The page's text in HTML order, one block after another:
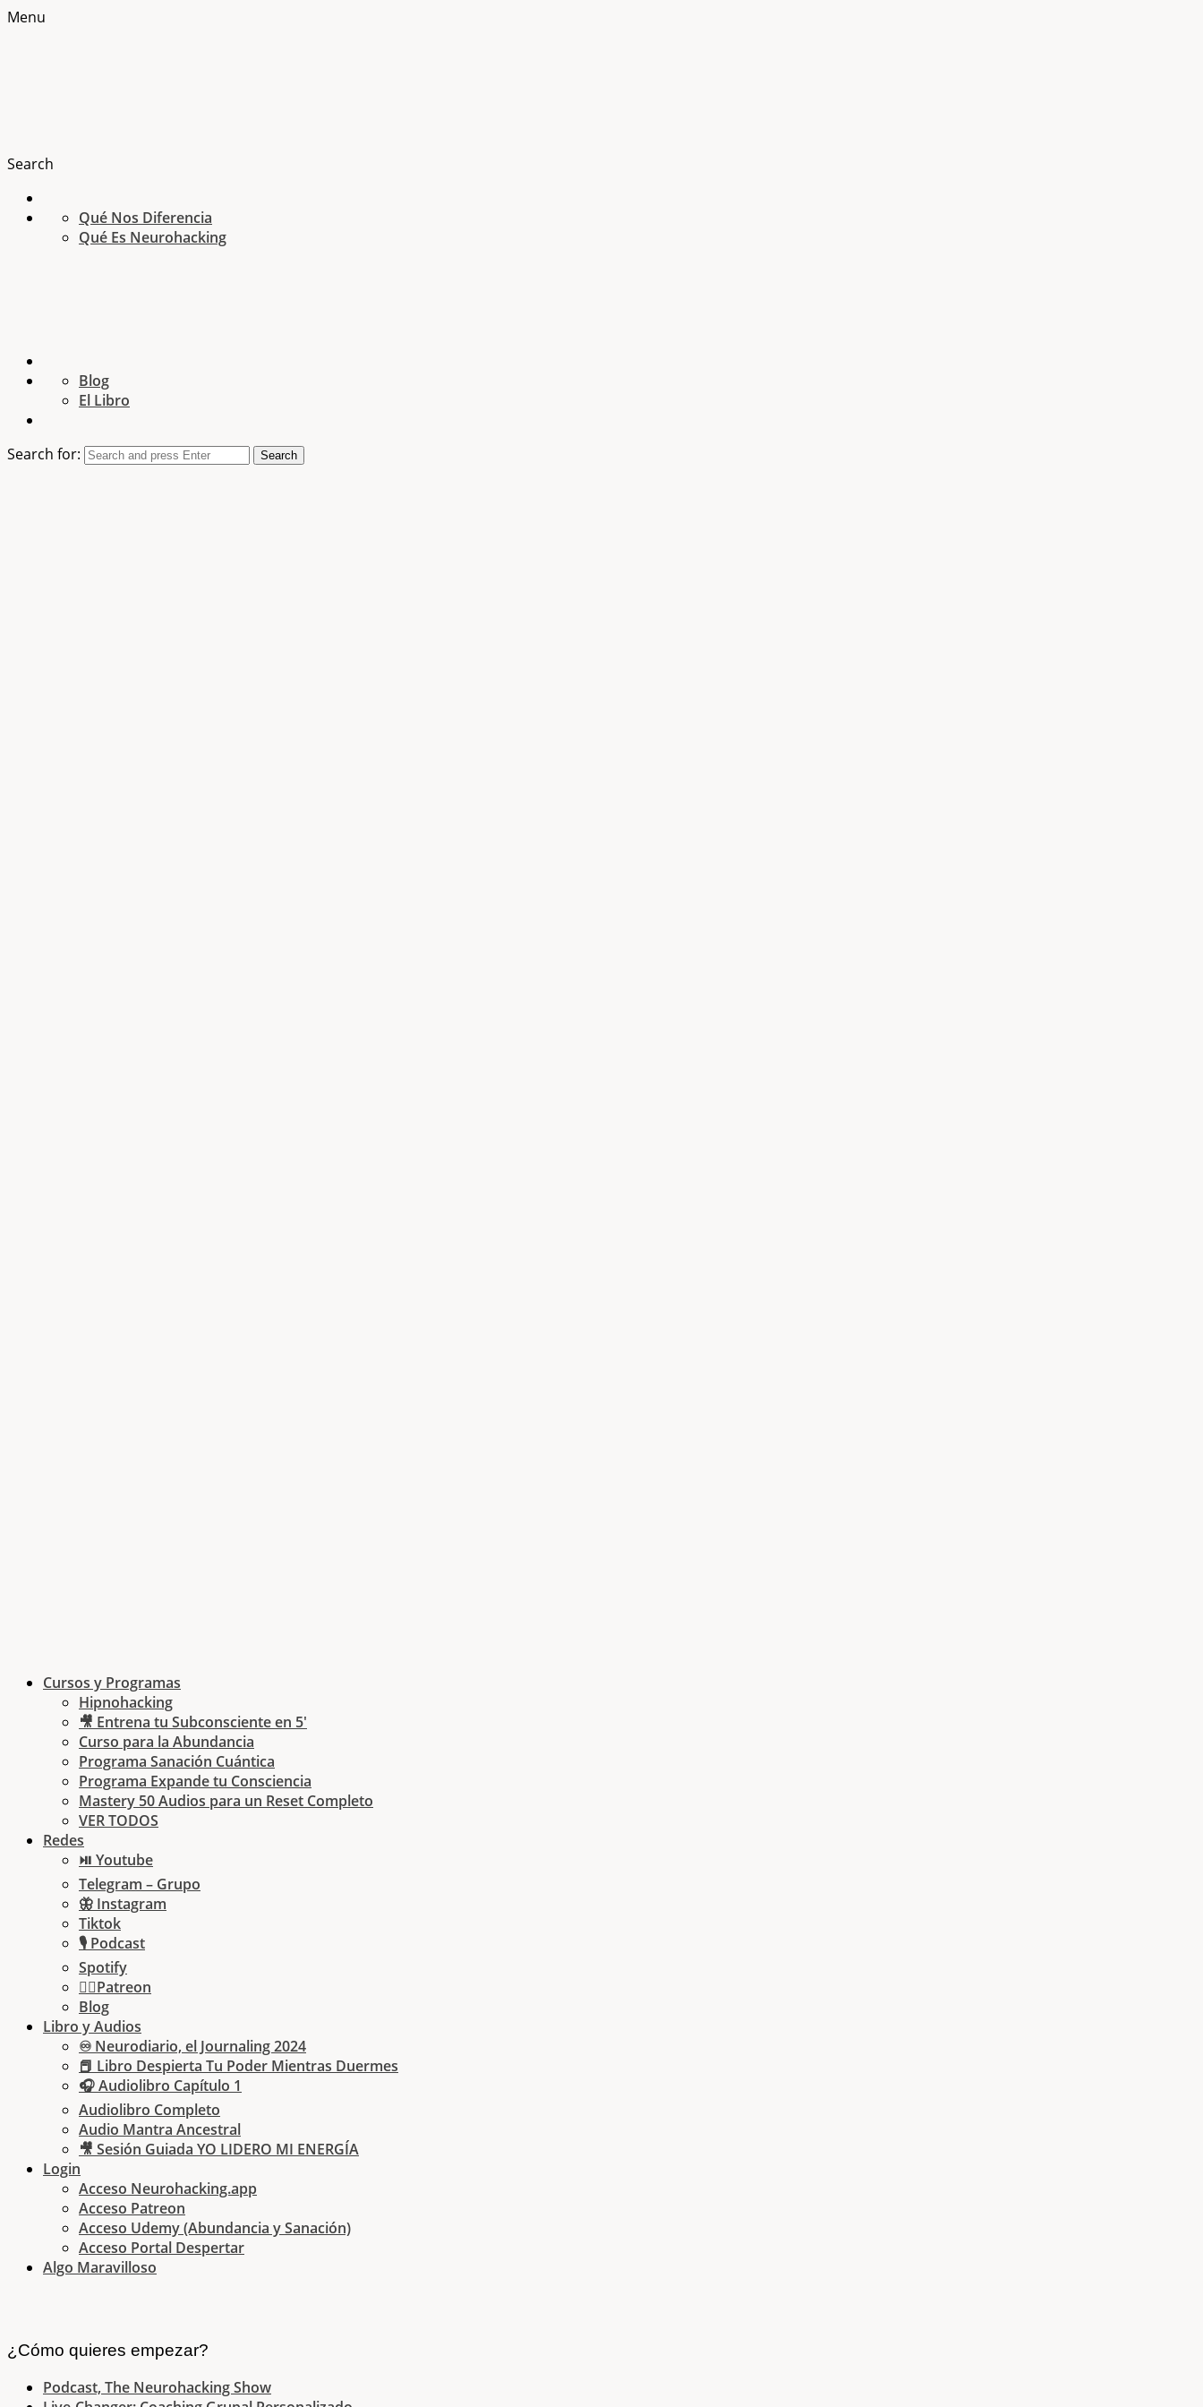
Menu
Search
Qué Nos Diferencia
Qué Es Neurohacking
Blog
El Libro
Search for: Search
Cursos y Programas
Hipnohacking
🎥 Entrena tu Subconsciente en 5′
Curso para la Abundancia
Programa Sanación Cuántica
Programa Expande tu Consciencia
Mastery 50 Audios para un Reset Completo
VER TODOS
Redes
⏯ Youtube
Telegram – Grupo
🦋 Instagram
Tiktok
🎙 Podcast
Spotify
🏄‍♂️Patreon
Blog
Libro y Audios
♾ Neurodiario, el Journaling 2024
📕 Libro Despierta Tu Poder Mientras Duermes
🎧 Audiolibro Capítulo 1
Audiolibro Completo
Audio Mantra Ancestral
🎥 Sesión Guiada YO LIDERO MI ENERGÍA
Login
Acceso Neurohacking.app
Acceso Patreon
Acceso Udemy (Abundancia y Sanación)
Acceso Portal Despertar
Algo Maravilloso
¿Cómo quieres empezar?
Podcast, The Neurohacking Show